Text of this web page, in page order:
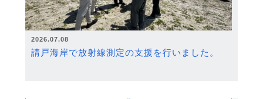
2026.07.08
請戸海岸で放射線測定の支援を行いました。